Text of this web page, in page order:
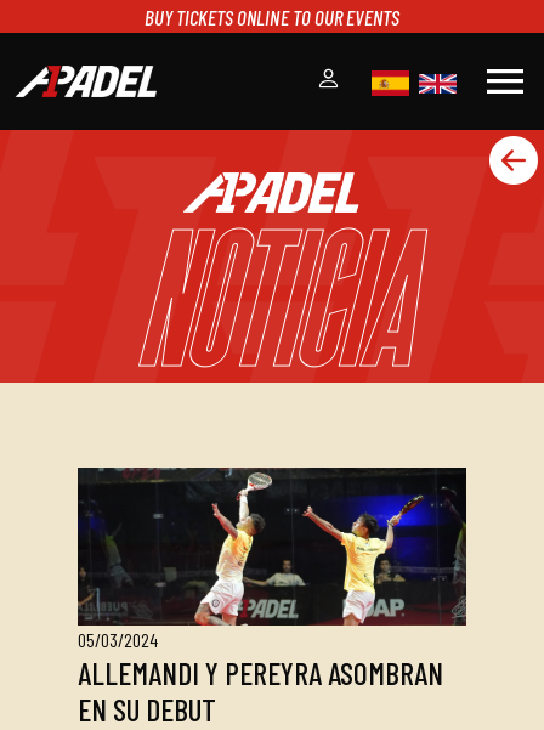
BUY TICKETS ONLINE TO OUR EVENTS
menu
RANKING
CALENDARIO
TORNEOS
NOTICIAS
MULTIMEDIA
SCOREBOARD
NOTICIA
05/03/2024
ALLEMANDI Y PEREYRA ASOMBRAN
EN SU DEBUT